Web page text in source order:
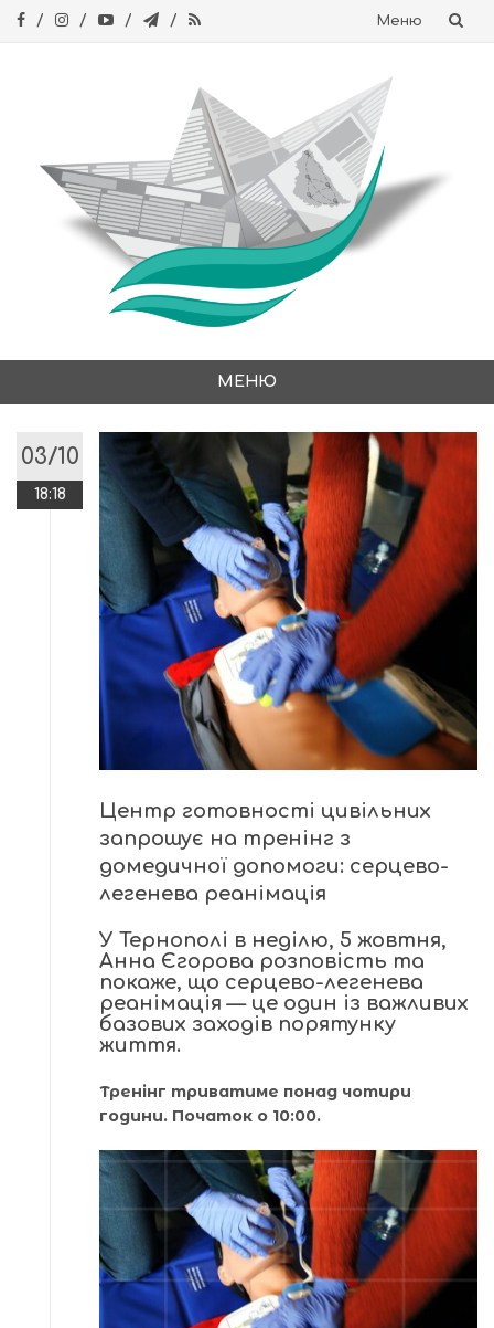
Меню
МЕНЮ
content
03/10
18:18
Центр готовності цивільних
запрошує на тренінг з
домедичної допомоги: серцево-
легенева реанімація
У Тернополі в неділю, 5 жовтня,
Анна Єгорова розповість та
покаже, що серцево-легенева
реанімація — це один із важливих
базових заходів порятунку
життя.
Тренінг триватиме понад чотири
години. Початок о 10:00.